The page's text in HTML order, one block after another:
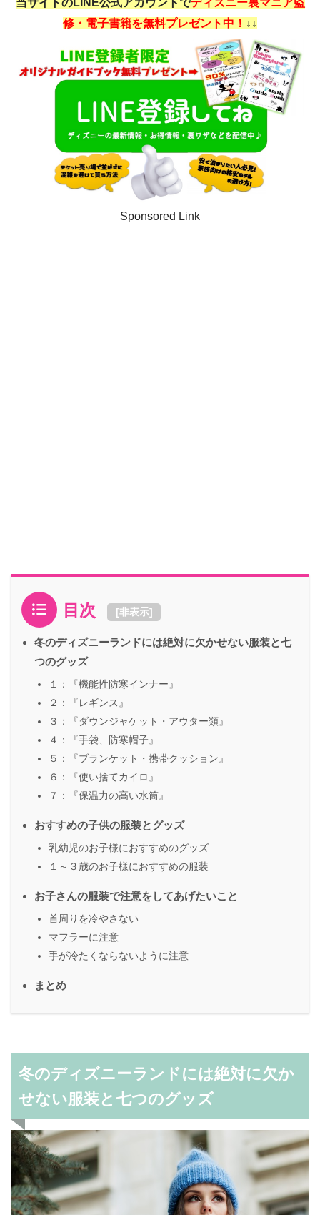
修・電子書籍を無料プレゼント中！ ↓↓
Sponsored Link
目次 [非表示]
冬のディズニーランドには絶対に欠かせない服装と七
つのグッズ
１：『機能性防寒インナー』
２：『レギンス』
３：『ダウンジャケット・アウター類』
４：『手袋、防寒帽子』
５：『ブランケット・携帯クッション』
６：『使い捨てカイロ』
７：『保温力の高い水筒』
おすすめの子供の服装とグッズ
乳幼児のお子様におすすめのグッズ
１～３歳のお子様におすすめの服装
お子さんの服装で注意をしてあげたいこと
首周りを冷やさない
マフラーに注意
手が冷たくならないように注意
まとめ
冬のディズニーランドには絶対に欠か
せない服装と七つのグッズ